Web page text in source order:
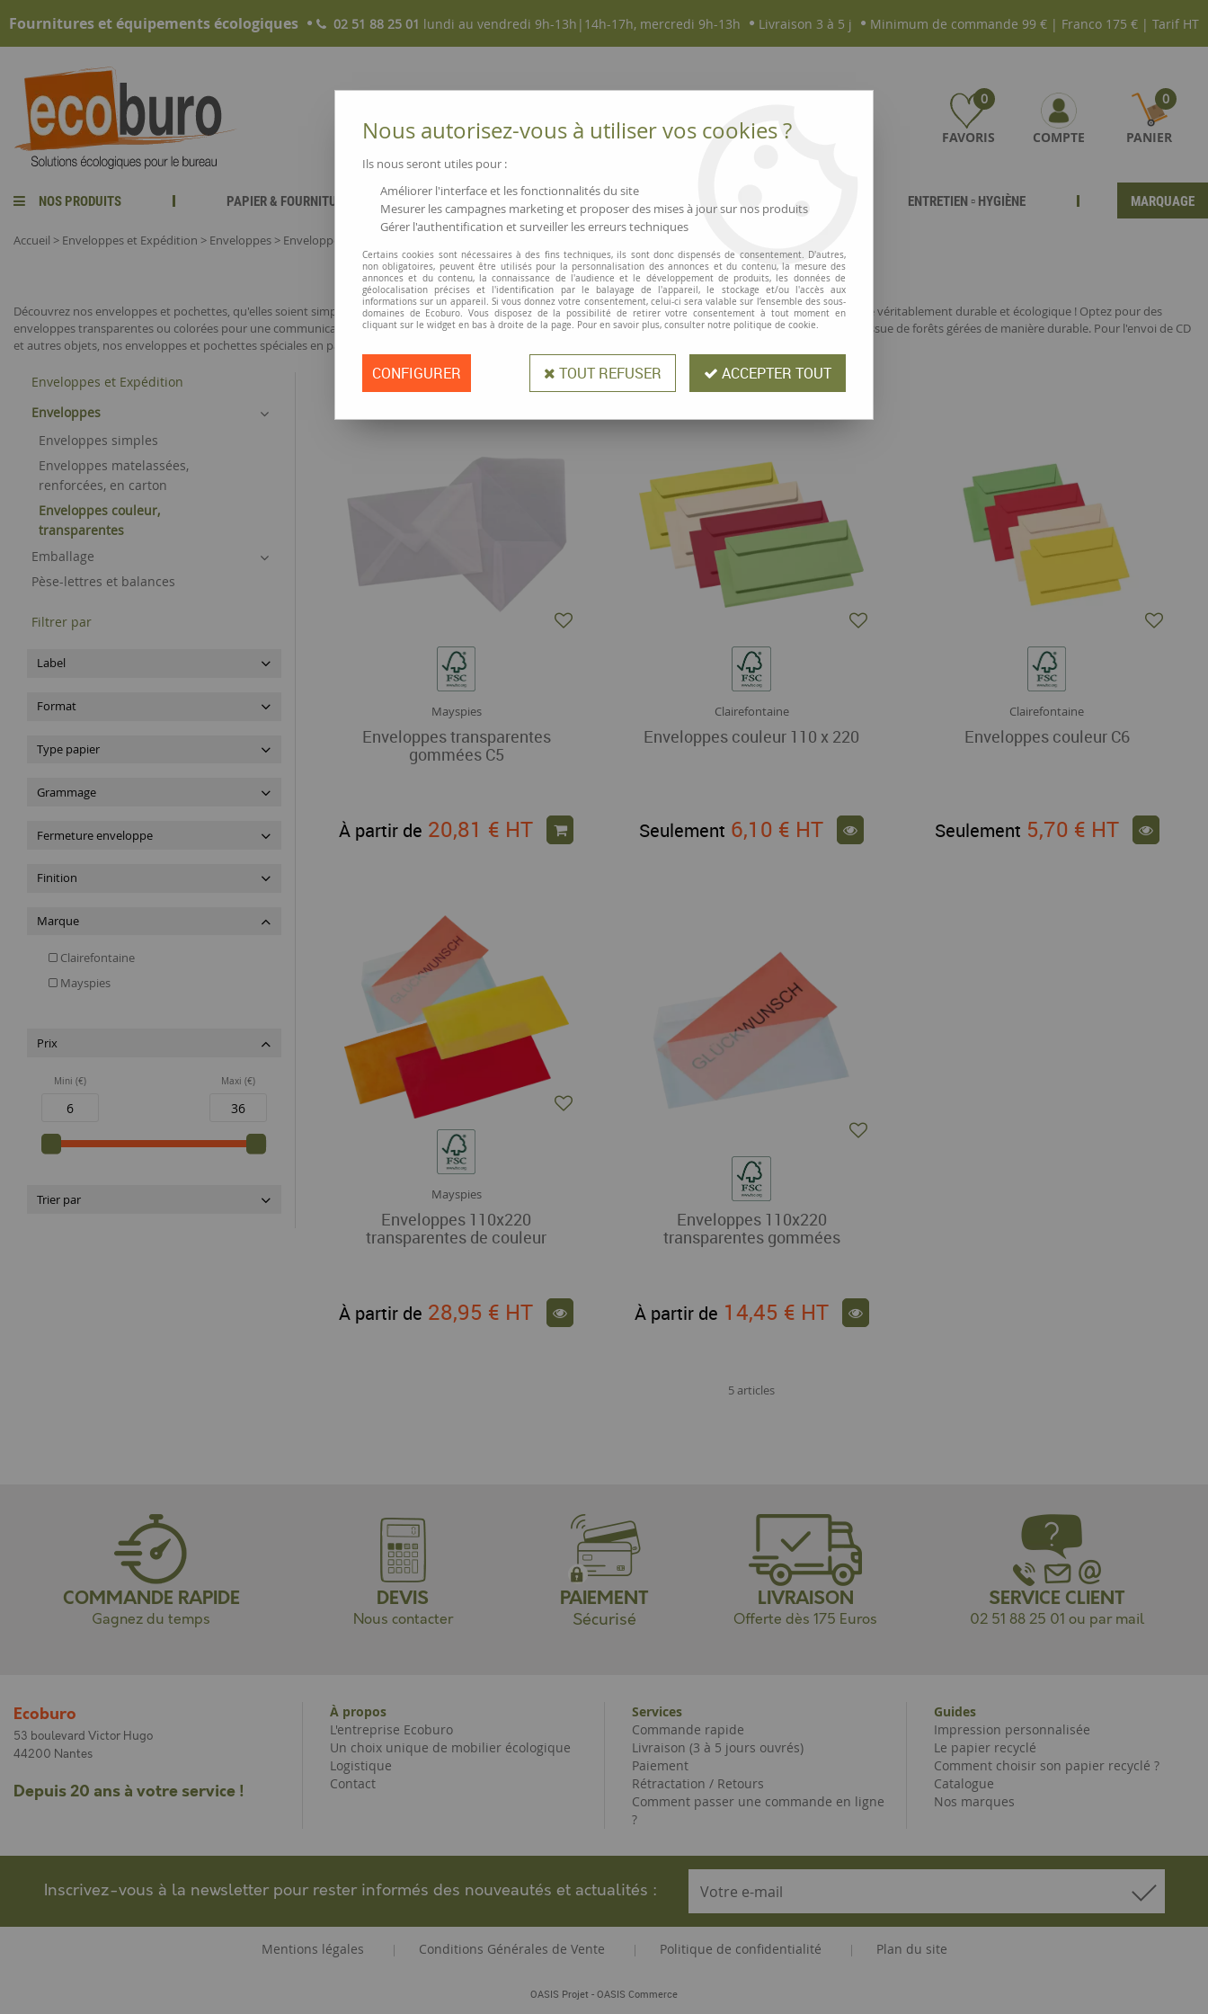
Fournitures et équipements écologiques 02 51 88 25 01 lundi au vendredi 9h-13h|14h-17h, mercredi 9h-13h Livraison 3 à 5 j Minimum de commande 99 € | Franco 175 € | Tarif HT
0
FAVORIS COMPTE
0
PANIER
NOS PRODUITS PAPIER & FOURNITURES NOUVEAUTÉS MAGASINS ▫ COMMERCES ENTRETIEN ▫ HYGIÈNE MARQUAGE
Accueil > Enveloppes et Expédition > Enveloppes > Enveloppes couleur, transparentes
ENVELOPPES COULEUR, TRANSPARENTES
Découvrez nos enveloppes et pochettes, qu'elles soient simples, à soufflet ou renforcées, toutes fabriquées en papier et carton recyclés pour une correspondance véritablement durable et écologique ! Optez pour des
enveloppes transparentes ou colorées pour une communication originale, tout en respectant l'environnement grâce au label FSC, qui garantit une pâte à papier issue de forêts gérées de manière durable. Pour l'envoi de CD
et autres objets, nos enveloppes et pochettes spéciales en papier et carton recyclé sont la solution idéale !
Enveloppes et Expédition
Enveloppes
Enveloppes simples
Enveloppes matelassées,
renforcées, en carton
Enveloppes couleur,
transparentes
Emballage
Pèse-lettres et balances
Filtrer par
Label
Format
Type papier
Grammage
Fermeture enveloppe
Finition
Marque
Clairefontaine
Mayspies
Prix
Mini (€) Maxi (€)
Trier par
5 articles
Mayspies
Enveloppes transparentes
gommées C5
À partir de 20,81 € HT
Clairefontaine
Enveloppes couleur 110 x 220
Seulement 6,10 € HT
Clairefontaine
Enveloppes couleur C6
Seulement 5,70 € HT
Mayspies
Enveloppes 110x220
transparentes de couleur
À partir de 28,95 € HT
Enveloppes 110x220
transparentes gommées
À partir de 14,45 € HT
5 articles
COMMANDE RAPIDE
Gagnez du temps
DEVIS
Nous contacter
PAIEMENT
Sécurisé
LIVRAISON
Offerte dès 175 Euros
SERVICE CLIENT
02 51 88 25 01 ou par mail
Ecoburo
53 boulevard Victor Hugo
44200 Nantes
Depuis 20 ans à votre service !
À propos
L'entreprise Ecoburo
Un choix unique de mobilier écologique
Logistique
Contact
Services
Commande rapide
Livraison (3 à 5 jours ouvrés)
Paiement
Rétractation / Retours
Comment passer une commande en ligne
?
Guides
Impression personnalisée
Le papier recyclé
Comment choisir son papier recyclé ?
Catalogue
Nos marques
Inscrivez-vous à la newsletter pour rester informés des nouveautés et actualités :
Mentions légales | Conditions Générales de Vente | Politique de confidentialité | Plan du site
OASIS Projet - OASIS Commerce
Nous autorisez-vous à utiliser vos cookies ?
Ils nous seront utiles pour :
Améliorer l'interface et les fonctionnalités du site
Mesurer les campagnes marketing et proposer des mises à jour sur nos produits
Gérer l'authentification et surveiller les erreurs techniques
Certains cookies sont nécessaires à des fins techniques, ils sont donc dispensés de consentement. D'autres,
non obligatoires, peuvent être utilisés pour la personnalisation des annonces et du contenu, la mesure des
annonces et du contenu, la connaissance de l'audience et le développement de produits, les données de
géolocalisation précises et l'identification par le balayage de l'appareil, le stockage et/ou l'accès aux
informations sur un appareil. Si vous donnez votre consentement, celui-ci sera valable sur l’ensemble des sous-
domaines de Ecoburo. Vous disposez de la possibilité de retirer votre consentement à tout moment en
cliquant sur le widget en bas à droite de la page. Pour en savoir plus, consulter notre politique de cookie.
CONFIGURER TOUT REFUSER ACCEPTER TOUT